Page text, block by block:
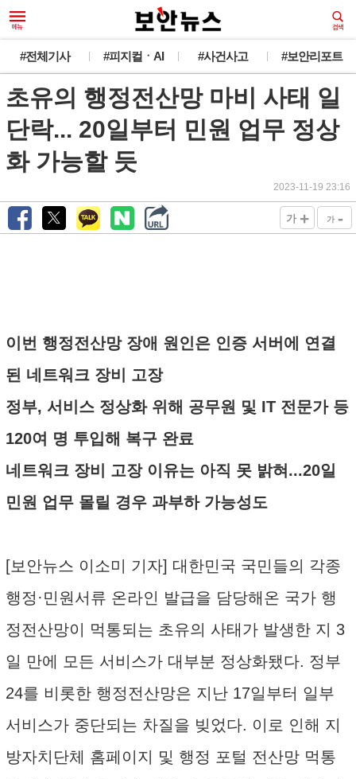
#전체기사 #피지컬ㆍAI #사건사고 #보안리포트
초유의 행정전산망 마비 사태 일
단락... 20일부터 민원 업무 정상
화 가능할 듯
2023-11-19 23:16
가 + 가 -
이번 행정전산망 장애 원인은 인증 서버에 연결
된 네트워크 장비 고장
정부, 서비스 정상화 위해 공무원 및 IT 전문가 등
120여 명 투입해 복구 완료
네트워크 장비 고장 이유는 아직 못 밝혀...20일
민원 업무 몰릴 경우 과부하 가능성도
[보안뉴스 이소미 기자] 대한민국 국민들의 각종
행정·민원서류 온라인 발급을 담당해온 국가 행
정전산망이 먹통되는 초유의 사태가 발생한 지 3
일 만에 모든 서비스가 대부분 정상화됐다. 정부
24를 비롯한 행정전산망은 지난 17일부터 일부
서비스가 중단되는 차질을 빚었다. 이로 인해 지
방자치단체 홈페이지 및 행정 포털 전산망 먹통